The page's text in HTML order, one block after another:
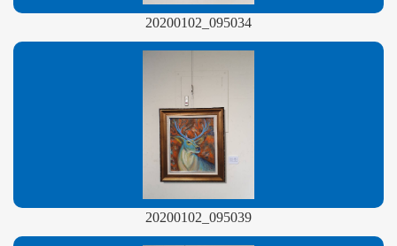
20200102_095034
20200102_095039